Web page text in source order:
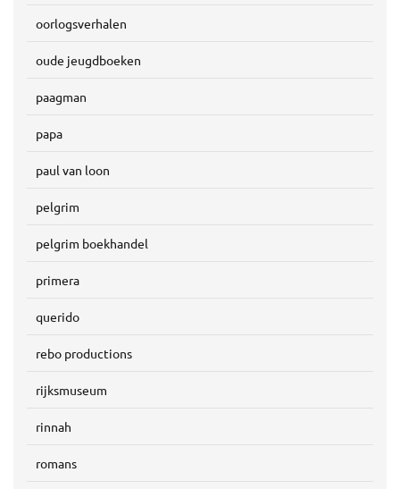
oorlogsverhalen
oude jeugdboeken
paagman
papa
paul van loon
pelgrim
pelgrim boekhandel
primera
querido
rebo productions
rijksmuseum
rinnah
romans